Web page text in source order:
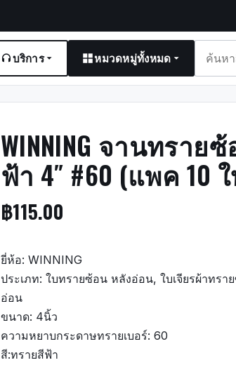
บริการ หมวดหมู่ทั้งหมด
และ
บทควา
WINNING จานทรา
ฟ้า 4″ #60 (แพค 10
฿115.00
ยี่ห้อ: WINNING
ประเภท: ใบทรายซ้อน หลังอ่อน, ใบเจียรผ้าทร
อ่อน
ขนาด: 4นิ้ว
ความหยาบกระดาษทรายเบอร์: 60
สี:ทรายสีฟ้า